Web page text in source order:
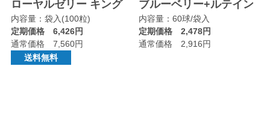
ローヤルゼリー キング
内容量：袋入(100粒)
定期価格 6,426円
通常価格 7,560円
送料無料
ブルーベリー+ルテイン
内容量：60球/袋入
定期価格 2,478円
通常価格 2,916円